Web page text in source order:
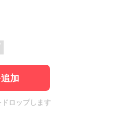
加
ロップします